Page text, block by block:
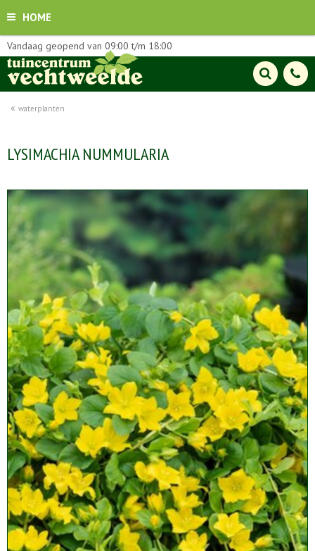
HOME
waterplanten
Vandaag geopend van 09:00 t/m 18:00
LYSIMACHIA NUMMULARIA